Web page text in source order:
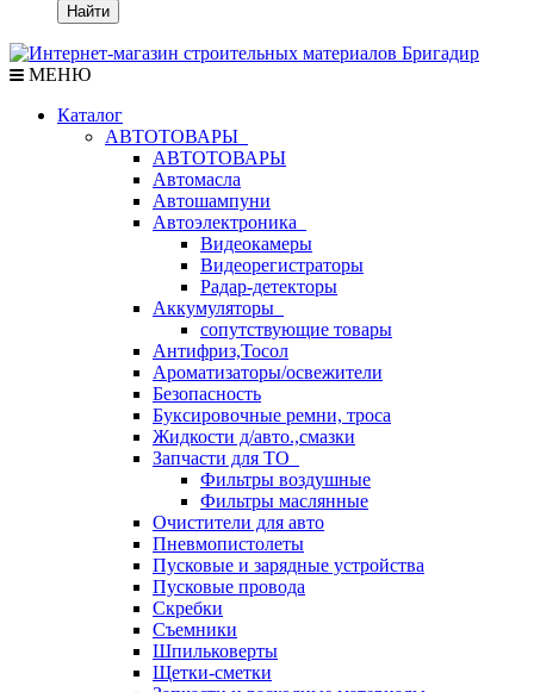
Найти
МЕНЮ
Каталог
АВТОТОВАРЫ
АВТОТОВАРЫ
Автомасла
Автошампуни
Автоэлектроника
Видеокамеры
Видеорегистраторы
Радар-детекторы
Аккумуляторы
сопутствующие товары
Антифриз,Тосол
Ароматизаторы/освежители
Безопасность
Буксировочные ремни, троса
Жидкости д/авто.,смазки
Запчасти для ТО
Фильтры воздушные
Фильтры маслянные
Очистители для авто
Пневмопистолеты
Пусковые и зарядные устройства
Пусковые провода
Скребки
Съемники
Шпильковерты
Щетки-сметки